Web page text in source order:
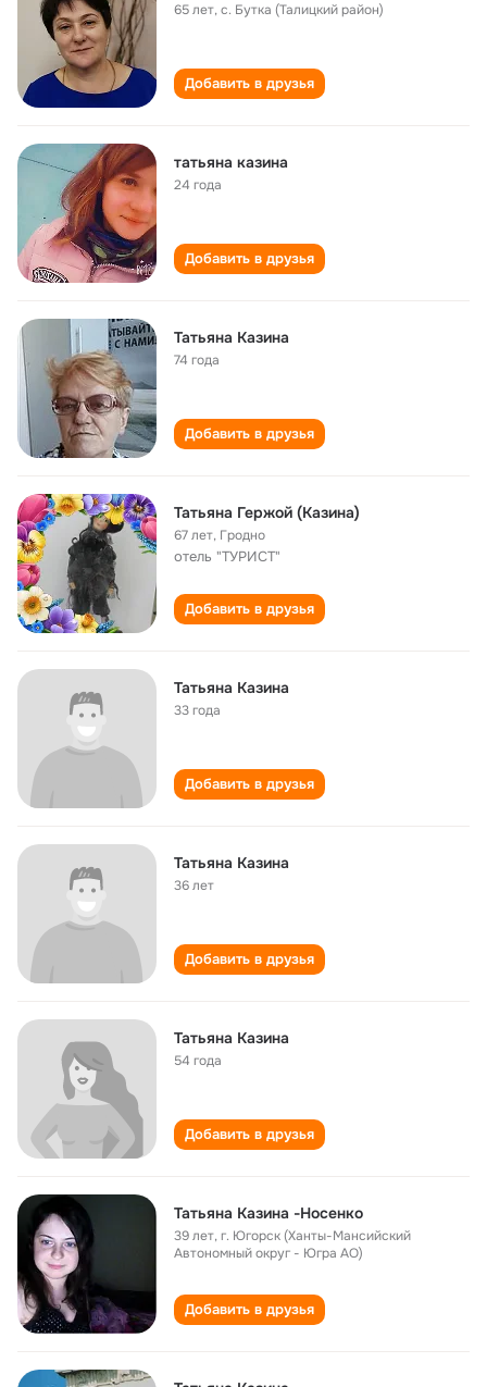
65 лет,с. Бутка (Талицкий район)
Добавить в друзья
татьяна казина
24 года
Добавить в друзья
Татьяна Казина
74 года
Добавить в друзья
Татьяна Гержой (Казина)
67 лет, Гродно
отель "ТУРИСТ"
Добавить в друзья
Татьяна Казина
33 года
Добавить в друзья
Татьяна Казина
36 лет
Добавить в друзья
Татьяна Казина
54 года
Добавить в друзья
Татьяна Казина -Носенко
39 лет,г. Югорск (Ханты-Мансийский
Автономный округ - Югра АО)
Добавить в друзья